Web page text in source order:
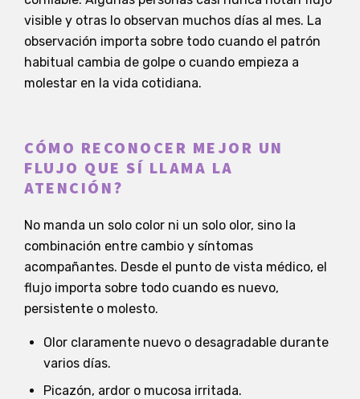
visible y otras lo observan muchos días al mes. La
observación importa sobre todo cuando el patrón
habitual cambia de golpe o cuando empieza a
molestar en la vida cotidiana.
CÓMO RECONOCER MEJOR UN
FLUJO QUE SÍ LLAMA LA
ATENCIÓN?
No manda un solo color ni un solo olor, sino la
combinación entre cambio y síntomas
acompañantes. Desde el punto de vista médico, el
flujo importa sobre todo cuando es nuevo,
persistente o molesto.
Olor claramente nuevo o desagradable durante
varios días.
Picazón, ardor o mucosa irritada.